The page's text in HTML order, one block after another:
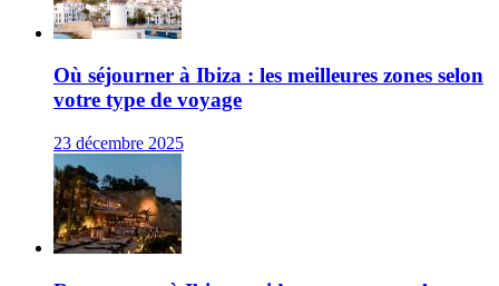
Où séjourner à Ibiza : les meilleures zones selon
votre type de voyage
23 décembre 2025